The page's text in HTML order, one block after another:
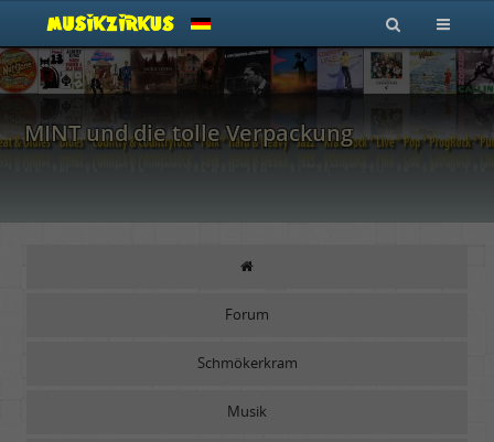
MINT und die tolle Verpackung
Forum
Schmökerkram
Musik